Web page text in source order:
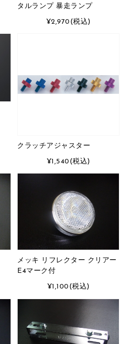
タルランプ 暴走ランプ
¥2,970 (税込)
クラッチアジャスター
¥1,540 (税込)
メッキ リフレクター クリアー
E4マーク付
¥1,100 (税込)